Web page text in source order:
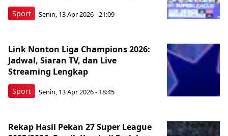
Sport Senin, 13 Apr 2026 - 21:09
Sport
Link Nonton Liga Champions 2026:
Jadwal, Siaran TV, dan Live
Streaming Lengkap
Senin, 13 Apr 2026 - 18:45
Rekap Hasil Pekan 27 Super League